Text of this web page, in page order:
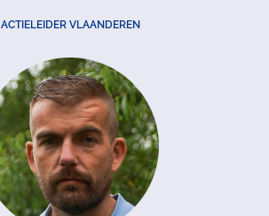
ACTIELEIDER VLAANDEREN